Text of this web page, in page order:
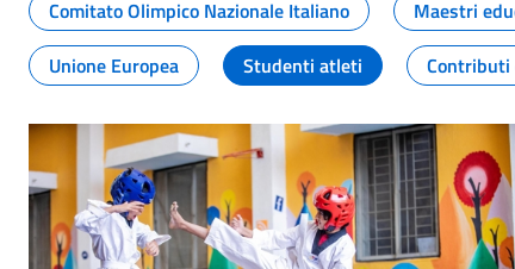
Comitato Olimpico Nazionale Italiano
Maestri
Unione Europea
Studenti atleti Contributi